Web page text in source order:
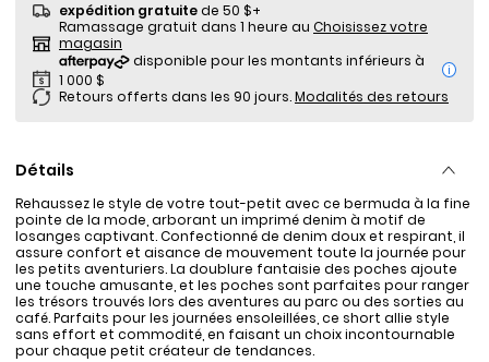
expédition gratuitede 50 $+
Ramassage gratuit dans 1 heure au Choisissez votre
magasin
i
Retours offerts dans les 90 jours.Modalités des retours
Détails
Rehaussez le style de votre tout-petit avec ce bermuda à la fine
pointe de la mode, arborant un imprimé denim à motif de
losanges captivant. Confectionné de denim doux et respirant, il
assure confort et aisance de mouvement toute la journée pour
les petits aventuriers. La doublure fantaisie des poches ajoute
une touche amusante, et les poches sont parfaites pour ranger
les trésors trouvés lors des aventures au parc ou des sorties au
café. Parfaits pour les journées ensoleillées, ce short allie style
sans effort et commodité, en faisant un choix incontournable
pour chaque petit créateur de tendances.